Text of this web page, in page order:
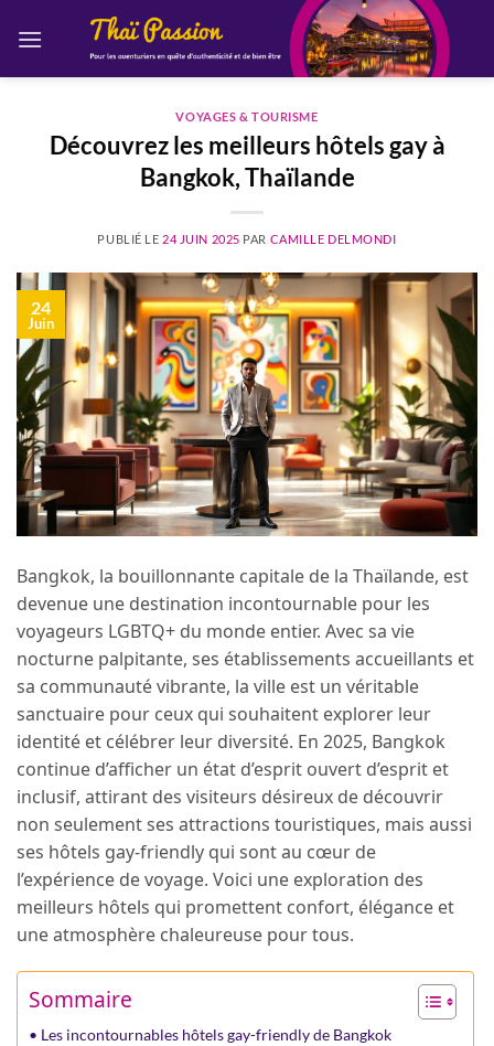
VOYAGES & TOURISME
Découvrez les meilleurs hôtels gay à
Bangkok, Thaïlande
PUBLIÉ LE 24 JUIN 2025 PAR CAMILLE DELMONDI
24
Juin
Bangkok, la bouillonnante capitale de la Thaïlande, est
devenue une destination incontournable pour les
voyageurs LGBTQ+ du monde entier. Avec sa vie
nocturne palpitante, ses établissements accueillants et
sa communauté vibrante, la ville est un véritable
sanctuaire pour ceux qui souhaitent explorer leur
identité et célébrer leur diversité. En 2025, Bangkok
continue d’afficher un état d’esprit ouvert d’esprit et
inclusif, attirant des visiteurs désireux de découvrir
non seulement ses attractions touristiques, mais aussi
ses hôtels gay-friendly qui sont au cœur de
l’expérience de voyage. Voici une exploration des
meilleurs hôtels qui promettent confort, élégance et
une atmosphère chaleureuse pour tous.
Sommaire
Les incontournables hôtels gay-friendly de Bangkok